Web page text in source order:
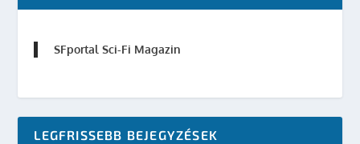
SFportal Sci-Fi Magazin
LEGFRISSEBB BEJEGYZÉSEK